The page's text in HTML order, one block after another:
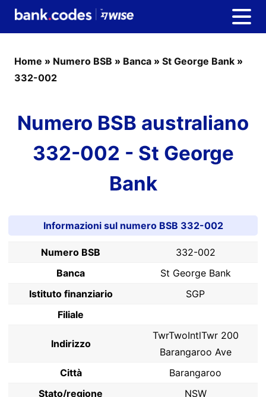
Home » Numero BSB » Banca » St George Bank »
332-002
Numero BSB australiano
332-002 - St George
Bank
Informazioni sul numero BSB 332-002
Numero BSB
332-002
Banca
St George Bank
Istituto finanziario
SGP
Filiale
Indirizzo
TwrTwoIntlTwr 200
Barangaroo Ave
Città
Barangaroo
Stato/regione
NSW